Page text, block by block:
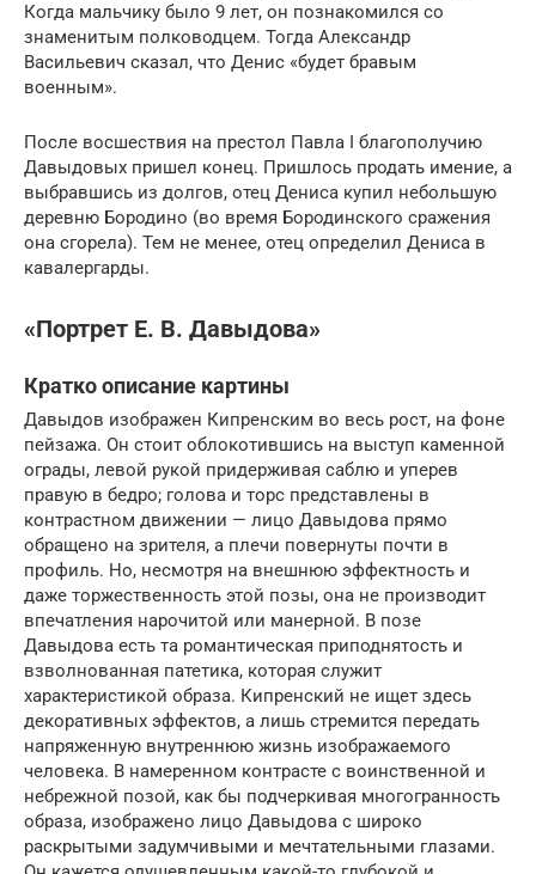
Когда мальчику было 9 лет, он познакомился со
знаменитым полководцем. Тогда Александр
Васильевич сказал, что Денис «будет бравым
военным».
После восшествия на престол Павла I благополучию
Давыдовых пришел конец. Пришлось продать имение, а
выбравшись из долгов, отец Дениса купил небольшую
деревню Бородино (во время Бородинского сражения
она сгорела). Тем не менее, отец определил Дениса в
кавалергарды.
«Портрет Е. В. Давыдова»
Кратко описание картины
Давыдов изображен Кипренским во весь рост, на фоне
пейзажа. Он стоит облокотившись на выступ каменной
ограды, левой рукой придерживая саблю и уперев
правую в бедро; голова и торс представлены в
контрастном движении — лицо Давыдова прямо
обращено на зрителя, а плечи повернуты почти в
профиль. Но, несмотря на внешнюю эффектность и
даже торжественность этой позы, она не производит
впечатления нарочитой или манерной. В позе
Давыдова есть та романтическая приподнятость и
взволнованная патетика, которая служит
характеристикой образа. Кипренский не ищет здесь
декоративных эффектов, а лишь стремится передать
напряженную внутреннюю жизнь изображаемого
человека. В намеренном контрасте с воинственной и
небрежной позой, как бы подчеркивая многогранность
образа, изображено лицо Давыдова с широко
раскрытыми задумчивыми и мечтательными глазами.